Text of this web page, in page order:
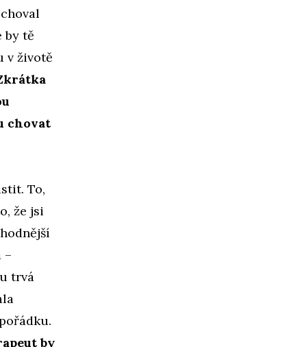
by tě
v životě
chovat
To,
že jsi
–
trvá
by